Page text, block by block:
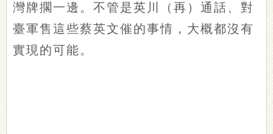
灣牌擱一邊。不管是英川（再）通話、對
臺軍售這些蔡英文催的事情，大概都沒有
實現的可能。